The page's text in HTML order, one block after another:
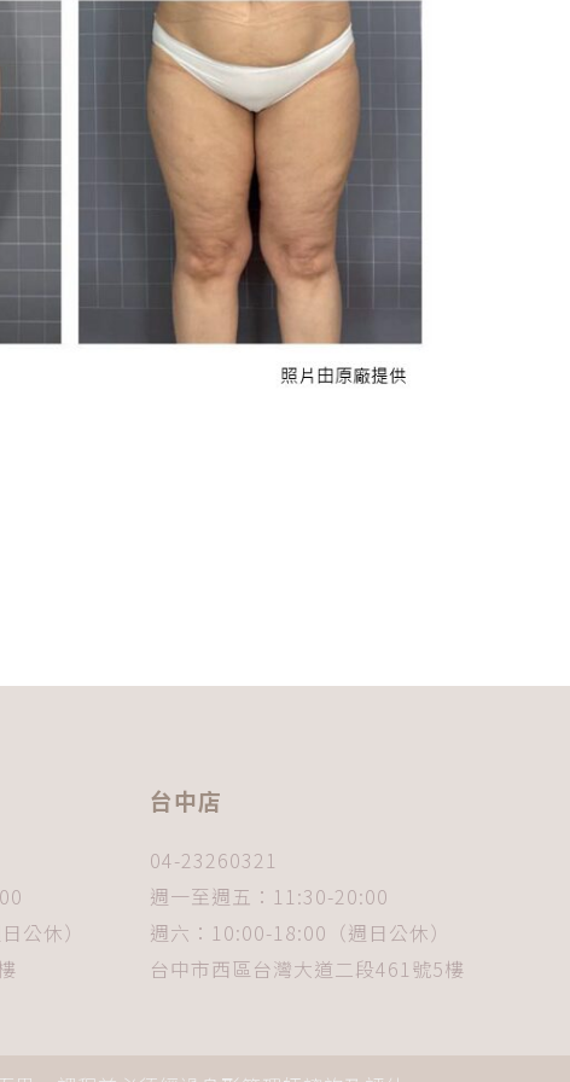
公休）
台中店
04-23260321
週一至週五：11:30-20:00
週六：10:00-18:00（週日公休）
台中市西區台灣大道二段461號5樓